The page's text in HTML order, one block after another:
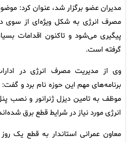
مدیران عضو برگزار شد، عنوان کرد:
مصرف انرژی به شکل ویژه‌ای از سوی
پیگیری می‌شود و تاکنون اقدامات
گرفته است.
وی از مدیریت مصرف انرژی در
برنامه‌های مهم این حوزه نام برد و
موظف به تامین دیزل ژنرانور و نصب
انرژی مورد نیاز در شرایط قطع برق
معاون عمرانی استاندار به قطع یک